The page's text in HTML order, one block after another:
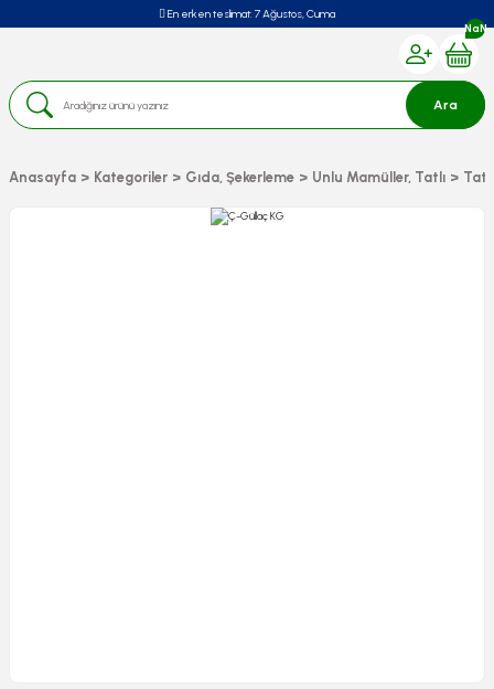
En erken teslimat: 7 Ağustos, Cuma
Ara
NaN
Anasayfa Kategoriler Gıda, Şekerleme Unlu Mamüller, Tatlı